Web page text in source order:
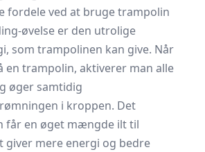
fordele ved at bruge trampolin
øvelse er den utrolige
som trampolinen kan give. Når
en trampolin, aktiverer man alle
øger samtidig
i kroppen. Det
får en øget mængde ilt til
giver mere energi og bedre